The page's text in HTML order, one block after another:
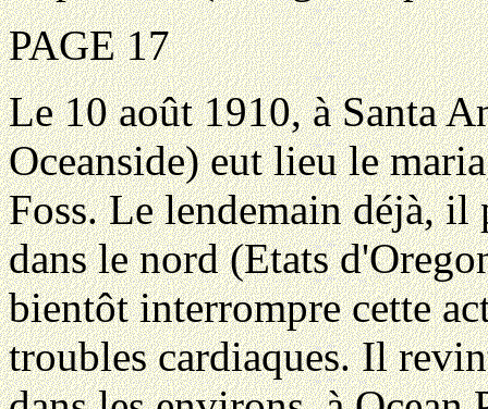
PAGE 17
Le 10 août 1910, à Santa
Oceanside) eut lieu le
Foss. Le lendemain déjà, il
dans le nord (Etats
bientôt interrompre cette
troubles cardiaques. Il